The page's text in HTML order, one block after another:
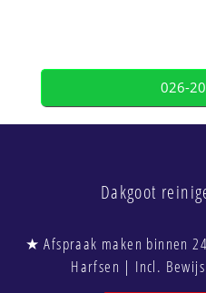
026-
Dakgoot
★ Afspraak maken binnen
Harfsen | Incl.